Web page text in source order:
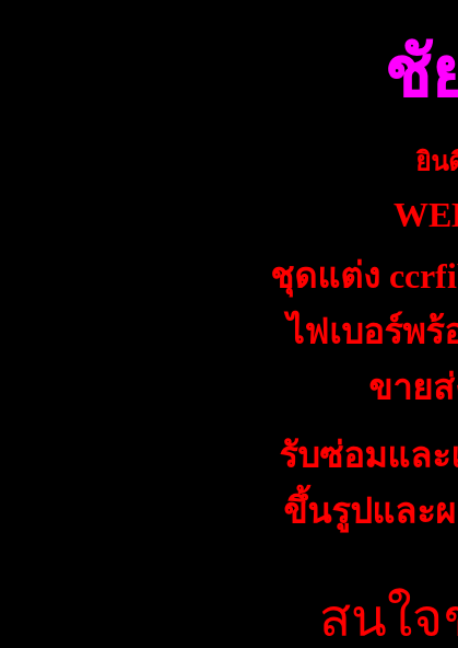
ชั
ยิน
ชุดแต่ง
ไฟเบอร์พร้
ขาย
รับซ่อมและ
ขึ้นรูปและ
สนใ